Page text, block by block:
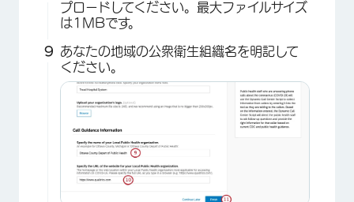
×
プロードしてください。最大ファイルサイズ
は1MBです。
あなたの地域の公衆衛生組織名を明記して
ください。